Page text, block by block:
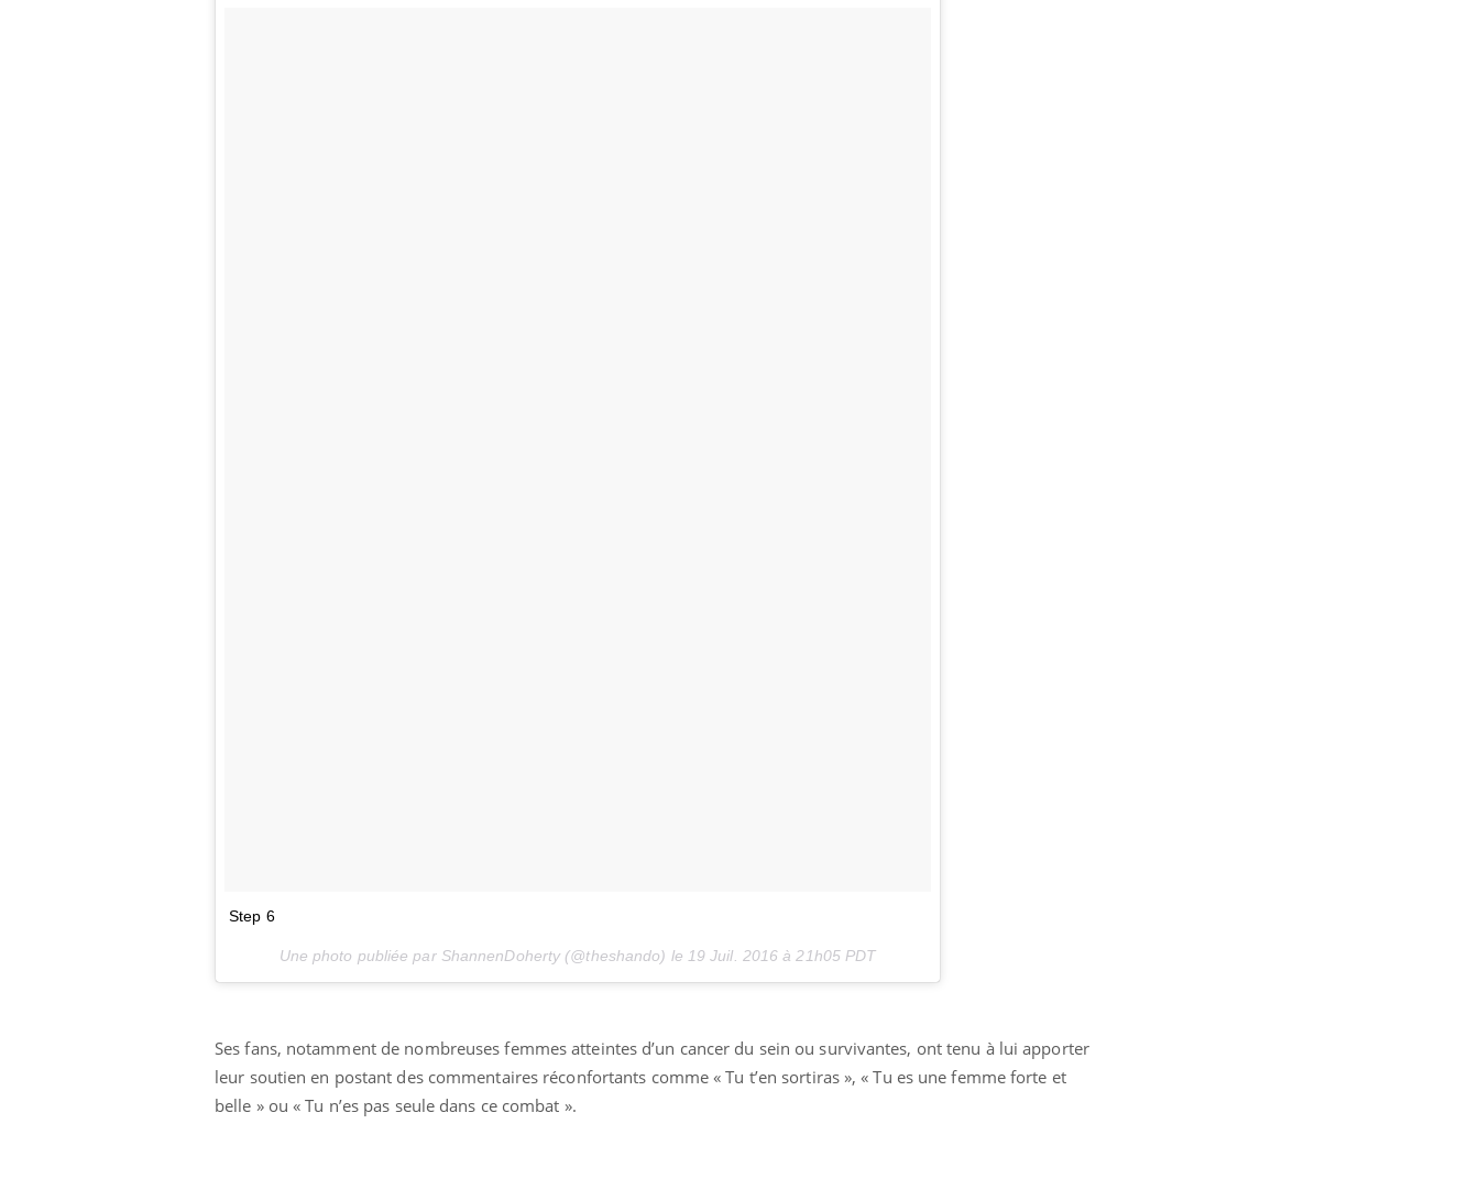
Step 6
Une photo publiée par ShannenDoherty (@theshando) le 19 Juil. 2016 à 21h05 PDT
Ses fans, notamment de nombreuses femmes atteintes d’un cancer du sein ou survivantes, ont tenu à lui apporter
leur soutien en postant des commentaires réconfortants comme « Tu t’en sortiras », « Tu es une femme forte et
belle » ou « Tu n’es pas seule dans ce combat ».